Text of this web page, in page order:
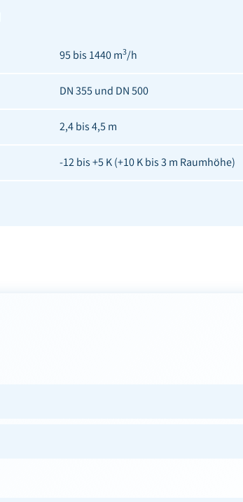
95 bis 1440 m3/h
DN 355 und DN 500
2,4 bis 4,5 m
-12 bis +5 K (+10 K bis 3 m Raumhöhe)